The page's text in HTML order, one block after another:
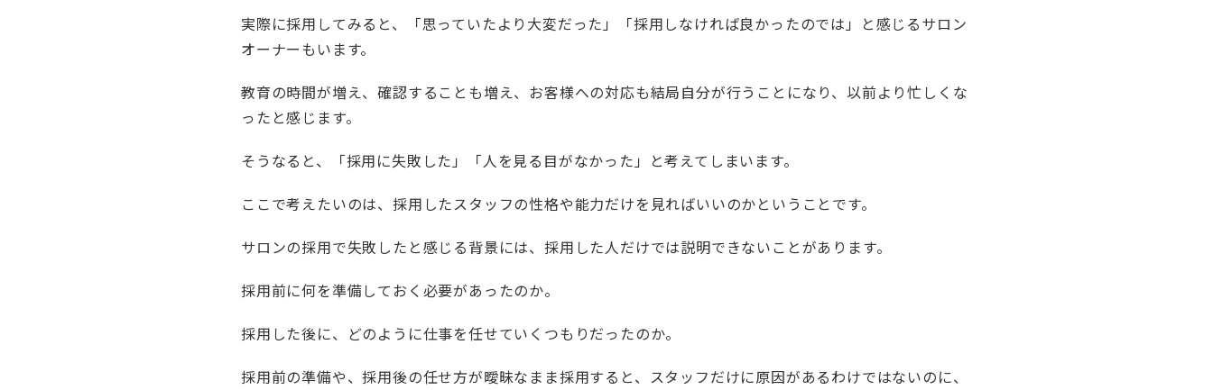
実際に採用してみると、「思っていたより大変だった」「採用しなければ良かったのでは」と感じるサロン
オーナーもいます。
教育の時間が増え、確認することも増え、お客様への対応も結局自分が行うことになり、以前より忙しくな
ったと感じます。
そうなると、「採用に失敗した」「人を見る目がなかった」と考えてしまいます。
ここで考えたいのは、採用したスタッフの性格や能力だけを見ればいいのかということです。
サロンの採用で失敗したと感じる背景には、採用した人だけでは説明できないことがあります。
採用前に何を準備しておく必要があったのか。
採用した後に、どのように仕事を任せていくつもりだったのか。
採用前の準備や、採用後の任せ方が曖昧なまま採用すると、スタッフだけに原因があるわけではないのに、